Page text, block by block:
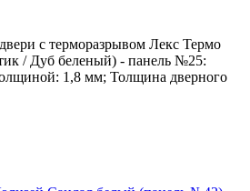
с терморазрывом Лекс Термо
/ Дуб беленый) - панель №25:
1,8 мм; Толщина дверного